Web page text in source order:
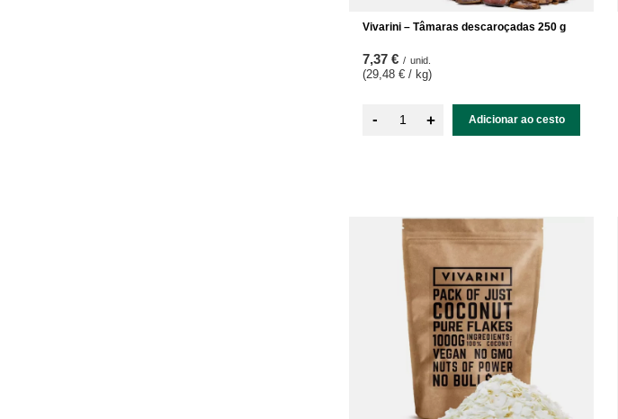
Vivarini – Tâmaras descaroçadas 250 g
7,37 € / unid.
(29,48 € / kg)
- + Adicionar ao cesto